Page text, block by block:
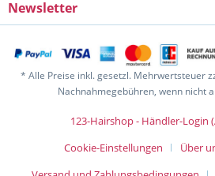
Newsletter
* Alle Preise inkl. gesetzl. Mehrwertsteuer
Nachnahmegebühren, wenn nicht
123-Hairshop - Händler-Login
Cookie-Einstellungen
Über